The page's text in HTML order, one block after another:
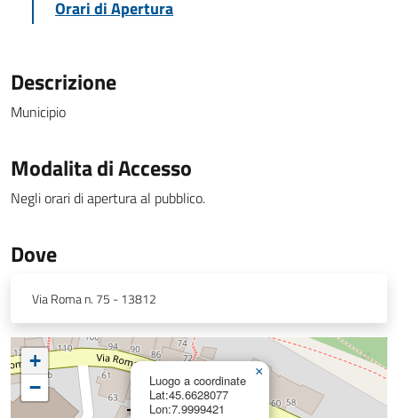
Orari di Apertura
Descrizione
Municipio
Modalita di Accesso
Negli orari di apertura al pubblico.
Dove
Via Roma n. 75 - 13812
Luogo a coordinate
Lat:45.6628077
Lon:7.9999421
×
+
−